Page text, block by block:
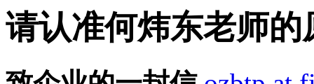
请认准何炜东老师的